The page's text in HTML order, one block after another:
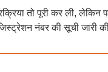
तो पूरी कर ली, लेकिन
नंबर की सूची जारी